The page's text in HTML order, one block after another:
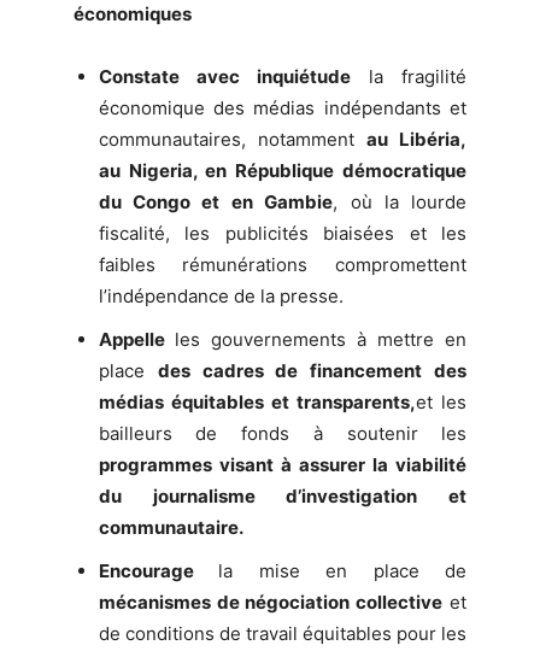
économiques
Constate avec inquiétude la fragilité
économique des médias indépendants et
communautaires, notammentau Libéria,
au Nigeria, en République démocratique
du Congo et en Gambie, où la lourde
fiscalité, les publicités biaisées et les
faibles rémunérations compromettent
l’indépendance de la presse.
Appelle les gouvernements à mettre en
place des cadres de financement des
médias équitables et transparents,et les
bailleurs de fonds à soutenir les
programmes visant à assurer la viabilité
du journalisme d’investigation et
communautaire.
Encourage la mise en place de
mécanismes de négociation collective et
de conditions de travail équitables pour les